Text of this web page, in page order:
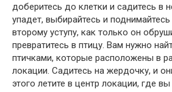
доберитесь до клетки и садитесь в
упадет, выбирайтесь и поднимайтесь
второму уступу, как только он
превратитесь в птицу. Вам нужно
птичками, которые расположены в
локации. Садитесь на жердочку, и
этого летите в центр локации, где